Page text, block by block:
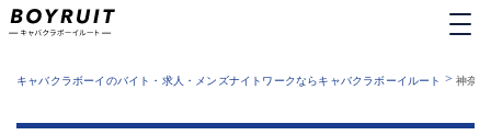
業種から探す
運営者情報
キャバクラボーイのバイト・求人・メンズナイトワークならキャバクラボーイルート > 神奈